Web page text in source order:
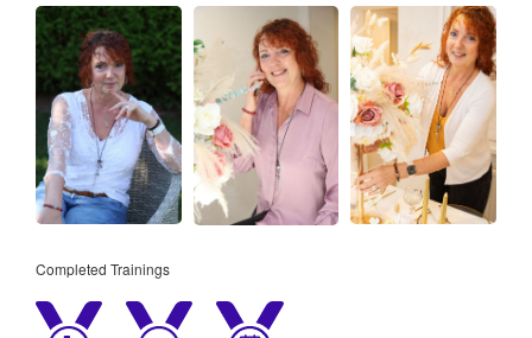
Completed Trainings